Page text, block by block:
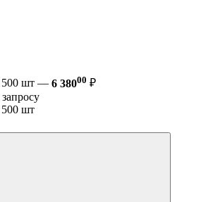
500 шт — 6 38000 ₽
500 шт